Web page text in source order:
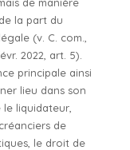
la part du
(v. C. com.,
2022, art. 5).
principale ainsi
lieu dans son
liquidateur,
de
le droit de